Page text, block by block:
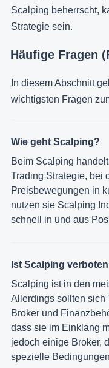
Scalping beherrscht,
Strategie sein.
Häufige Fragen
In diesem Abschnitt
wichtigsten Fragen
Wie geht Scalping?
Beim Scalping
Trading Strategie, bei
Preisbewegungen in
nutzen sie Scalping
schnell in und aus
Ist Scalping
Scalping ist in den
Allerdings sollten sich
Broker und
dass sie im Einklang
jedoch einige Broker,
spezielle